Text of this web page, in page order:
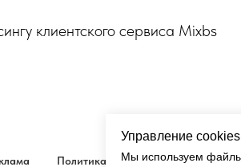
клиентского сервиса Mixbs
Управление cookies
Мы используем
Политика Кукки